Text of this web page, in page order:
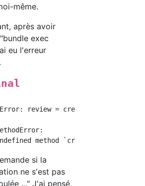
même.
après avoir
exec
eu l'erreur
review = create(:review)
si la
ne s'est pas
..." J'ai pensé,